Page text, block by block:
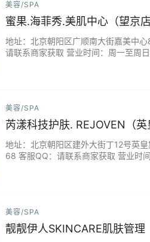
美容/SPA
蜜果.海菲秀.美肌中心（望京店
地址：北京朝阳区广顺南大街嘉美中
请联系商家获取 营业时间：周一至周
美容/SPA
芮漾科技护肤. REJOVEN（英
地址：北京朝阳区建外大街丁12号英
68 客服QQ：请联系商家获取 营业时
美容/SPA
靓靓伊人SKINCARE肌肤管理